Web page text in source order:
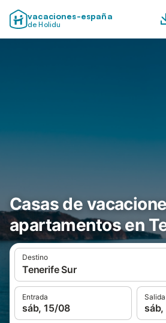
vacaciones-españa
de Holidu
Casas de
apartamentos en
Destino
Tenerife Sur
Entrada
sáb, 15/08
Salida